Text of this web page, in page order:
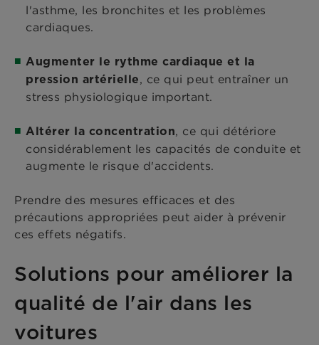
l'asthme, les bronchites et les problèmes
cardiaques.
Augmenter le rythme cardiaque et la
pression artérielle, ce qui peut entraîner un
stress physiologique important.
Altérer la concentration, ce qui détériore
considérablement les capacités de conduite et
augmente le risque d'accidents.
Prendre des mesures efficaces et des
précautions appropriées peut aider à prévenir
ces effets négatifs.
Solutions pour améliorer la
qualité de l'air dans les
voitures